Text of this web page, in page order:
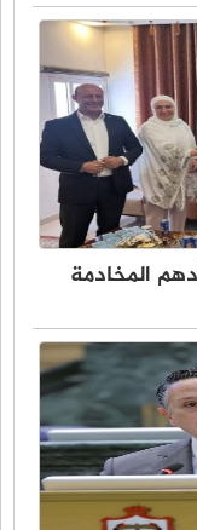
المخادمة